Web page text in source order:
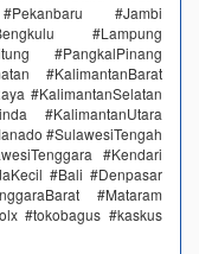
#Jambi
#Lampung
#PangkalPinang
#KalimantanBarat
#KalimantanSelatan
#KalimantanUtara
#SulawesiTengah
#Kendari
#Bali #Denpasar
#Mataram
#tokobagus #kaskus